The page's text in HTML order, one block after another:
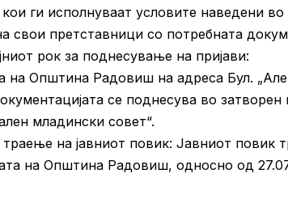
ги исполнуваат условите наведени
свои претставници со потребната
рок за поднесување на пријави:
на Општина Радовиш на адреса Бул.
се поднесува во затворен
младински совет“.
на јавниот повик: Јавниот повик
на Општина Радовиш, односно од